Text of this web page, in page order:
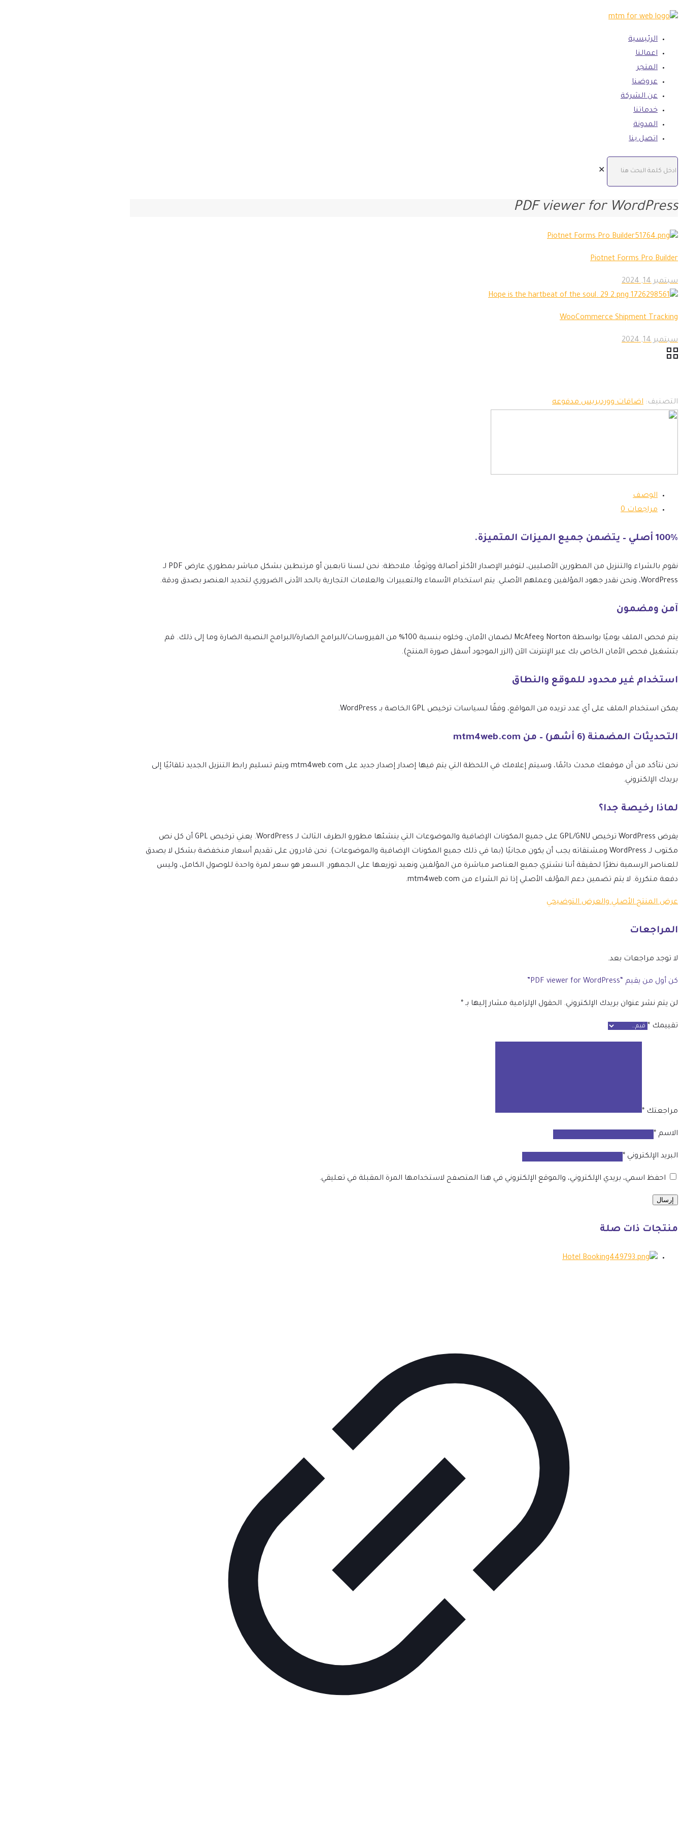
الرئيسية
اعمالنا
المتجر
عروضنا
عن الشركة
خدماتنا
المدونة
اتصل بنا
✕
PDF viewer for WordPress
Piotnet Forms Pro Builder
سبتمبر 14, 2024
WooCommerce Shipment Tracking
سبتمبر 14, 2024
التصنيف: اضافات ووردبريس مدفوعه
الوصف
مراجعات0
100% أصلي – يتضمن جميع الميزات المتميزة.
نقوم بالشراء والتنزيل من المطورين الأصليين، لتوفير الإصدار الأكثر أصالة ووثوقًا. ملاحظة: نحن لسنا تابعين أو مرتبطين بشكل مباشر بمطوري عارض PDF لـ
WordPress، ونحن نقدر جهود المؤلفين وعملهم الأصلي. يتم استخدام الأسماء والتعبيرات والعلامات التجارية بالحد الأدنى الضروري لتحديد العنصر بصدق ودقة.
آمن ومضمون
يتم فحص الملف يوميًا بواسطة Norton وMcAfee لضمان الأمان، وخلوه بنسبة 100% من الفيروسات/البرامج الضارة/البرامج النصية الضارة وما إلى ذلك. قم
بتشغيل فحص الأمان الخاص بك عبر الإنترنت الآن (الزر الموجود أسفل صورة المنتج).
استخدام غير محدود للموقع والنطاق
يمكن استخدام الملف على أي عدد تريده من المواقع، وفقًا لسياسات ترخيص GPL الخاصة بـ WordPress.
التحديثات المضمنة (6 أشهر) – من mtm4web.com
نحن نتأكد من أن موقعك محدث دائمًا، وسيتم إعلامك في اللحظة التي يتم فيها إصدار إصدار جديد على mtm4web.com ويتم تسليم رابط التنزيل الجديد تلقائيًا إلى
بريدك الإلكتروني.
لماذا رخيصة جدا؟
يفرض WordPress ترخيص GPL/GNU على جميع المكونات الإضافية والموضوعات التي ينشئها مطورو الطرف الثالث لـ WordPress. يعني ترخيص GPL أن كل نص
مكتوب لـ WordPress ومشتقاته يجب أن يكون مجانيًا (بما في ذلك جميع المكونات الإضافية والموضوعات). نحن قادرون على تقديم أسعار منخفضة بشكل لا يصدق
للعناصر الرسمية نظرًا لحقيقة أننا نشتري جميع العناصر مباشرة من المؤلفين ونعيد توزيعها على الجمهور. السعر هو سعر لمرة واحدة للوصول الكامل، وليس
دفعة متكررة. لا يتم تضمين دعم المؤلف الأصلي إذا تم الشراء من mtm4web.com.
عرض المنتج الأصلي والعرض التوضيحي
المراجعات
لا توجد مراجعات بعد.
كن أول من يقيم “PDF viewer for WordPress”
لن يتم نشر عنوان بريدك الإلكتروني. الحقول الإلزامية مشار إليها بـ *
تقييمك *
مراجعتك *
الاسم *
البريد الإلكتروني *
احفظ اسمي، بريدي الإلكتروني، والموقع الإلكتروني في هذا المتصفح لاستخدامها المرة المقبلة في تعليقي.
منتجات ذات صلة